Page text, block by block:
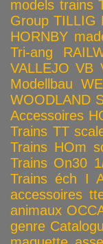
models trains
Group TILLIG
HORNBY
Tri-ang
VALLEJO VB
Modellbau
WOODLAND
Accessoires
Trains TT
Trains HOm
Trains On30
Trains éch I
accessoires
animaux
genre